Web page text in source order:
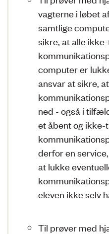
vagterne i løbet
samtlige
sikre, at alle
computer er
ansvar at sikre,
ned - også i
et åbent og ikke-
derfor en
at lukke
eleven ikke selv
Til prøver med